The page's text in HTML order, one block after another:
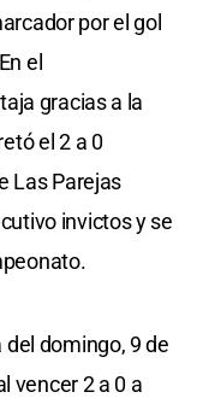
por el gol
el
gracias a la
el 2 a 0
Las Parejas
invictos y se
domingo, 9 de
vencer 2 a 0 a